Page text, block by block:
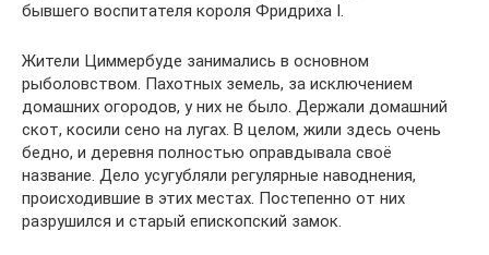
бывшего воспитателя короля Фридриха I.
Жители Циммербуде занимались в основном
рыболовством. Пахотных земель, за исключением
домашних огородов, у них не было. Держали домашний
скот, косили сено на лугах. В целом, жили здесь очень
бедно, и деревня полностью оправдывала своё
название. Дело усугубляли регулярные наводнения,
происходившие в этих местах. Постепенно от них
разрушился и старый епископский замок.